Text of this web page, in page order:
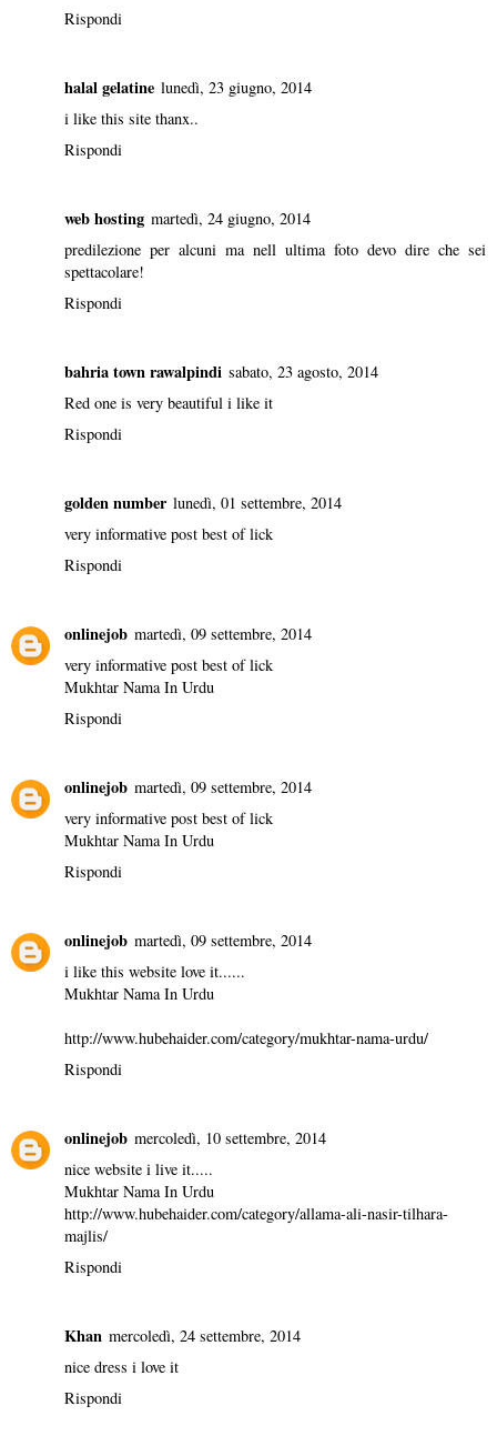
Rispondi
halal gelatine lunedì, 23 giugno, 2014
i like this site thanx..
Rispondi
web hosting martedì, 24 giugno, 2014
predilezione per alcuni ma nell ultima foto devo dire che sei
spettacolare!
Rispondi
bahria town rawalpindi sabato, 23 agosto, 2014
Red one is very beautiful i like it
Rispondi
golden number lunedì, 01 settembre, 2014
very informative post best of lick
Rispondi
onlinejob martedì, 09 settembre, 2014
very informative post best of lick
Mukhtar Nama In Urdu
Rispondi
onlinejob martedì, 09 settembre, 2014
very informative post best of lick
Mukhtar Nama In Urdu
Rispondi
onlinejob martedì, 09 settembre, 2014
i like this website love it......
Mukhtar Nama In Urdu
http://www.hubehaider.com/category/mukhtar-nama-urdu/
Rispondi
onlinejob mercoledì, 10 settembre, 2014
nice website i live it.....
Mukhtar Nama In Urdu
http://www.hubehaider.com/category/allama-ali-nasir-tilhara-
majlis/
Rispondi
Khan mercoledì, 24 settembre, 2014
nice dress i love it
Rispondi